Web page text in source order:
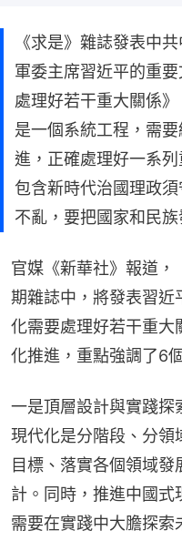
《求是》雜誌發表中
軍委主席習近平的重
處理好若干重大關係
是一個系統工程，需
進，正確處理好一系
包含新時代治國理政
不亂，要把國家和民
官媒《新華社》報道，
期雜誌中，將發表習近
化需要處理好若干重大
化推進，重點強調了6
一是頂層設計與實踐探
現代化是分階段、分領
目標、落實各個領域
計。同時，推進中國式
需要在實踐中大膽探索